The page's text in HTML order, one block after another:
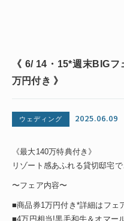
《 6/ 14・15*週末BIG
万円付き 》
ウェディング 2025.06.09
《最大140万特典付き》
リゾート感あふれる貸切邸宅
〜フェア内容〜
■商品券1万円付き*詳細はフェ
■4万円相当!黒毛和牛＆オマー